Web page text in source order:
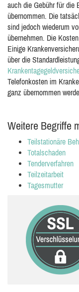
auch die Gebühr für die
übernommen. Die
sind jedoch wiederum
übernehmen. Die
Einige
über die
Telefonkosten im
ganz übernommen
Weitere Begriffe
Teilstationäre
Totalschaden
Tenderverfahren
Teilzeitarbeit
Tagesmutter